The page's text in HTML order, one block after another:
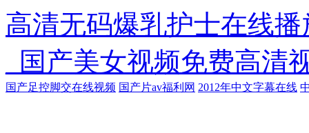
高清无码爆乳护士在线
_国产美女视频免费高清
国产足控脚交在线视频 国产片av福利网 2012年中文字幕在线